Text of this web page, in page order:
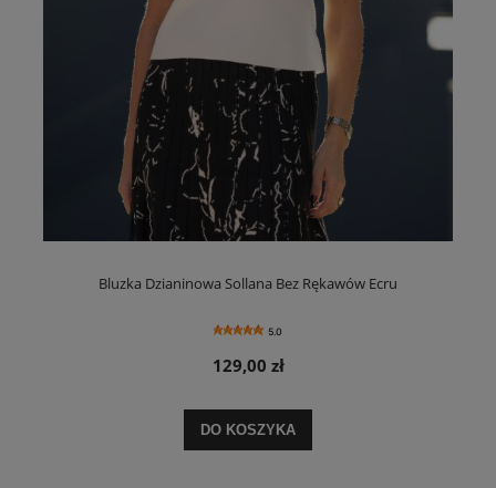
Bluzka Dzianinowa Sollana Bez Rękawów Ecru
5.0
129,00 zł
DO KOSZYKA